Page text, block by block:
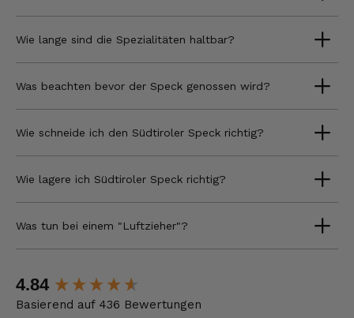
Wie lange sind die Spezialitäten haltbar?
Was beachten bevor der Speck genossen wird?
Wie schneide ich den Südtiroler Speck richtig?
Wie lagere ich Südtiroler Speck richtig?
Was tun bei einem "Luftzieher"?
4.84
Basierend auf 436 Bewertungen
New content loaded